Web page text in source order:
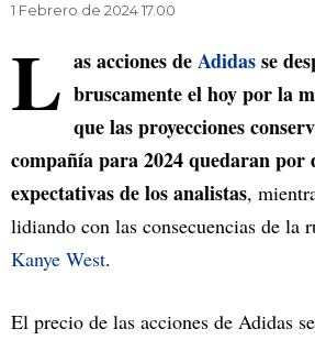
1 Febrero de 2024 17.00
L as acciones deAdidasse
bruscamente el hoy por la
que las proyecciones
compañía para 2024 quedaran por
expectativas de los analistas,
lidiando con las consecuencias de la
Kanye West.
El precio de las acciones de Adidas